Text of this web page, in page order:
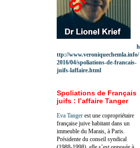
h
ttp://www.veroniquechemla.info/
2016/04/spoliations-de-francais-
juifs-laffaire.html
Spoliations de Français
juifs : l’affaire Tanger
Eva Tanger est une copropriétaire
française juive habitant dans un
immeuble du Marais, à Paris.
Présidente du conseil syndical